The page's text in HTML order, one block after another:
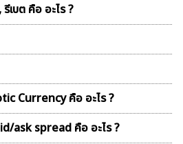
บต คือ อะไร ?
Currency คือ อะไร ?
ask spread คือ อะไร ?